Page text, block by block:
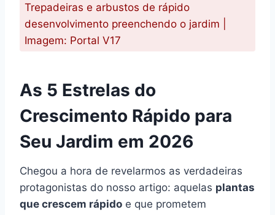
Trepadeiras e arbustos de rápido
desenvolvimento preenchendo o jardim |
Imagem: Portal V17
As 5 Estrelas do
Crescimento Rápido para
Seu Jardim em 2026
Chegou a hora de revelarmos as verdadeiras
protagonistas do nosso artigo: aquelas plantas
que crescem rápido e que prometem